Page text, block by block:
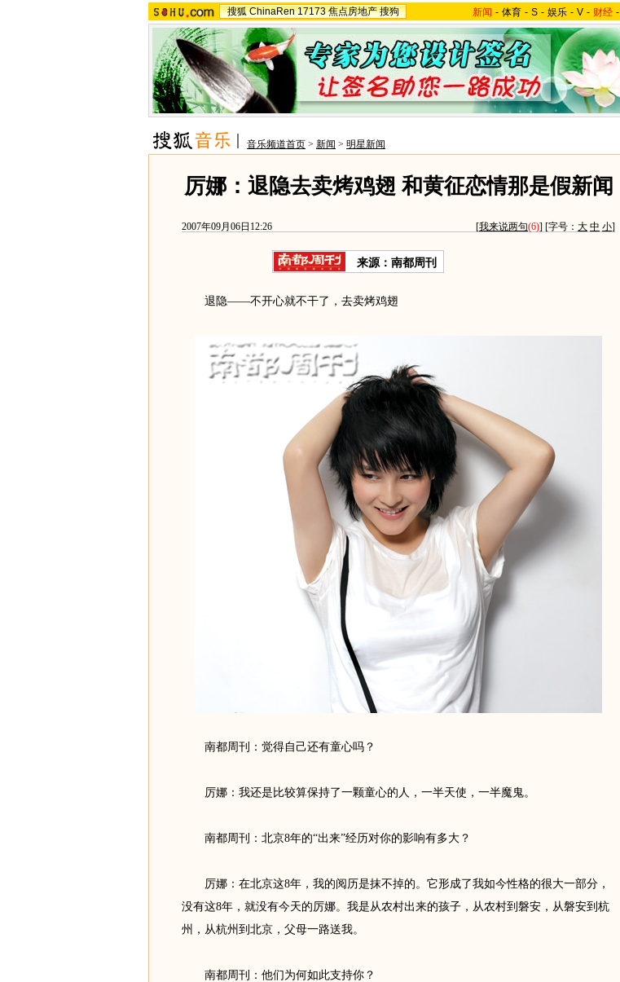
搜狐 ChinaRen 17173 焦点房地产 搜狗 新闻 - 体育 - S - 娱乐 - V - 财经 -
音乐频道首页 > 新闻 > 明星新闻
厉娜：退隐去卖烤鸡翅 和黄征恋情那是假新闻
2007年09月06日12:26 [我来说两句(6)] [字号： 大 中 小]
来源：南都周刊
退隐——不开心就不干了，去卖烤鸡翅
南都周刊：觉得自己还有童心吗？
厉娜：我还是比较算保持了一颗童心的人，一半天使，一半魔鬼。
南都周刊：北京8年的“出来”经历对你的影响有多大？
厉娜：在北京这8年，我的阅历是抹不掉的。它形成了我如今性格的很大一部分，
没有这8年，就没有今天的厉娜。我是从农村出来的孩子，从农村到磐安，从磐安到杭
州，从杭州到北京，父母一路送我。
南都周刊：他们为何如此支持你？